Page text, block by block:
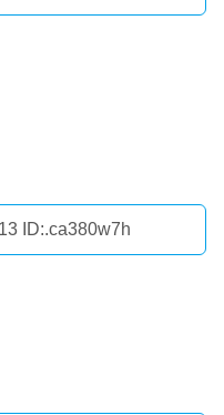
ID:.ca380w7h